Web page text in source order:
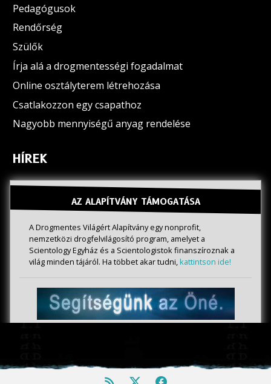
Pedagógusok
Rendőrség
Szülők
Írja alá a drogmentességi fogadalmat
Online osztályterem létrehozása
Csatlakozzon egy csapathoz
Nagyobb mennyiségű anyag rendelése
HÍREK
AZ ALAPÍTVÁNY TÁMOGATÁSA
A Drogmentes Világért Alapítvány egy nonprofit,
nemzetközi drogfelvilágosító program, amelyet a
Scientology Egyház és a Scientologistok finanszíroznak a
világ minden tájáról. Ha többet akar tudni,kattintson ide!